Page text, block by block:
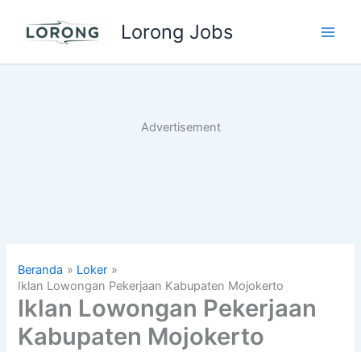
Lorong Jobs
Advertisement
Beranda
Loker
Iklan Lowongan Pekerjaan Kabupaten Mojokerto
Iklan Lowongan Pekerjaan
Kabupaten Mojokerto